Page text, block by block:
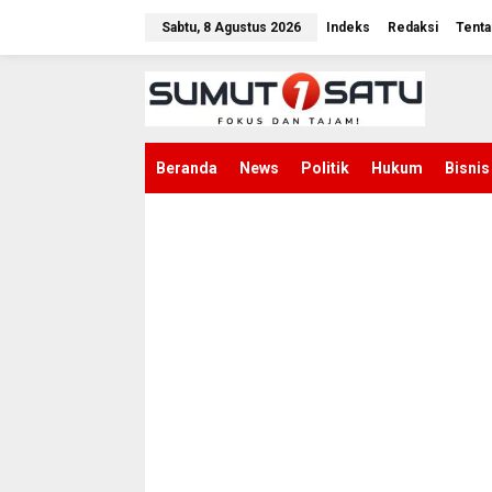
Sabtu, 8 Agustus 2026 Indeks Redaksi
Beranda News Politik Hukum Bisnis